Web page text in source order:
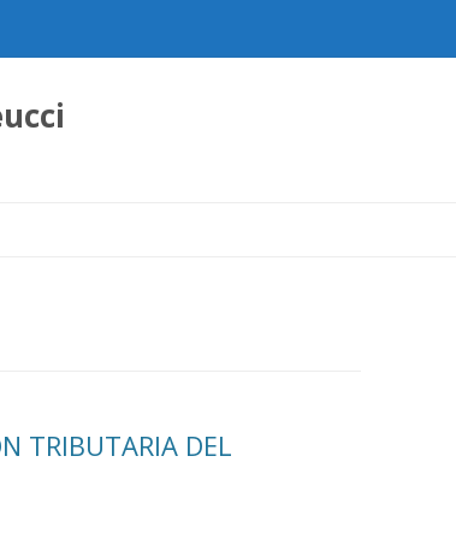
TRIBUTARIA DEL